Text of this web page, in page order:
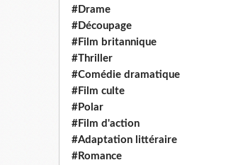
#Drame
#Découpage
#Film britannique
#Thriller
#Comédie dramatique
#Film culte
#Polar
#Film d'action
#Adaptation littéraire
#Romance